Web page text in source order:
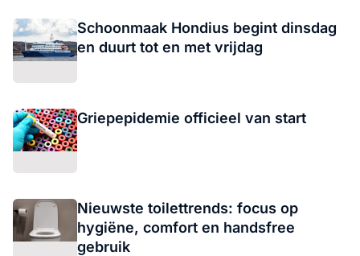
Schoonmaak Hondius begint dinsdag
en duurt tot en met vrijdag
Griepepidemie officieel van start
Nieuwste toilettrends: focus op
hygiëne, comfort en handsfree
gebruik